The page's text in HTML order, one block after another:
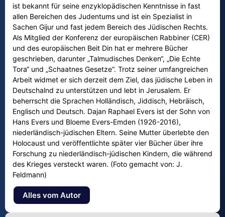
ist bekannt für seine enzyklopädischen Kenntnisse in fast
allen Bereichen des Judentums und ist ein Spezialist in
Sachen Gijur und fast jedem Bereich des Jüdischen Rechts.
Als Mitglied der Konferenz der europäischen Rabbiner (CER)
und des europäischen Beit Din hat er mehrere Bücher
geschrieben, darunter „Talmudisches Denken“, „Die Echte
Tora“ und „Schaatnes Gesetze“. Trotz seiner umfangreichen
Arbeit widmet er sich derzeit dem Ziel, das jüdische Leben in
Deutschalnd zu unterstützen und lebt in Jerusalem. Er
beherrscht die Sprachen Holländisch, Jiddisch, Hebräisch,
Englisch und Deutsch. Dajan Raphael Evers ist der Sohn von
Hans Evers und Bloeme Evers-Emden (1926-2016),
niederländisch-jüdischen Eltern. Seine Mutter überlebte den
Holocaust und veröffentlichte später vier Bücher über ihre
Forschung zu niederländisch-jüdischen Kindern, die während
des Krieges versteckt waren. (Foto gemacht von: J.
Feldmann)
Alles vom Autor